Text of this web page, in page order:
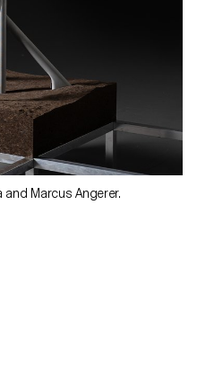
and Marcus Angerer.